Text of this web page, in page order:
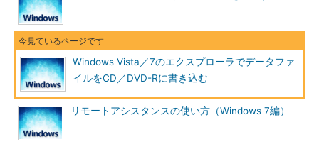
［ディスクに書き込む］ダイアログの画
面
書き込み可能ディスクをドライブに挿入
する。ディスクが認識されると自動的に
［ディスクの書き込み］ウィザードが起
動する。
Windows Vista／7のエクスプローラでデータファ
イルをCD／DVD-Rに書き込む
リモートアシスタンスの使い方（Windows 7編）